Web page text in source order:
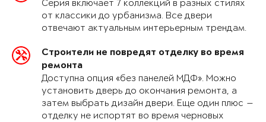
Серия включает 7 коллекций в разных стилях
от классики до урбанизма. Все двери
отвечают актуальным интерьерным трендам.
Строители не повредят отделку во время
ремонта
Доступна опция «без панелей МДФ». Можно
установить дверь до окончания ремонта, а
затем выбрать дизайн двери. Еще один плюс —
отделку не испортят во время черновых